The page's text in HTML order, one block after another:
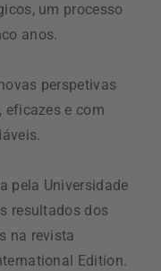
um processo
anos.
perspetivas
eficazes e com
pela Universidade
resultados dos
na revista
Edition.